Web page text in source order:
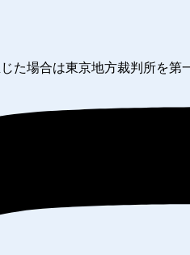
た場合は東京地方裁判所を第